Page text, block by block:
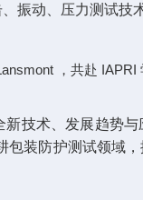
动、压力测试技
技术、发展趋势
包装防护测试领域